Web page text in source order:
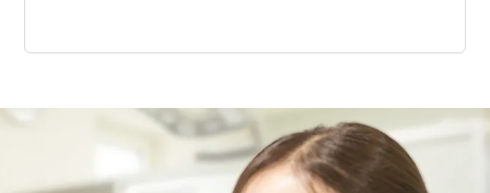
ご来院前の準備にもお役立
気もありいつもより沢山食
ジしたので夏休み中の診療
も元気いっぱいやっていき
ますっ！！
生に
お子